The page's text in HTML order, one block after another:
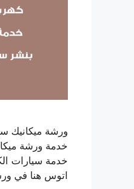
ورشة ميكانيك
خدمة ورشة
خدمة سيارات
اتوس هنا في